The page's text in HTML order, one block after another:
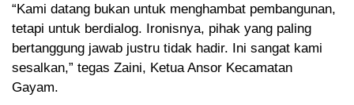
“Kami datang bukan untuk menghambat pembangunan,
tetapi untuk berdialog. Ironisnya, pihak yang paling
bertanggung jawab justru tidak hadir. Ini sangat kami
sesalkan,” tegas Zaini, Ketua Ansor Kecamatan
Gayam.